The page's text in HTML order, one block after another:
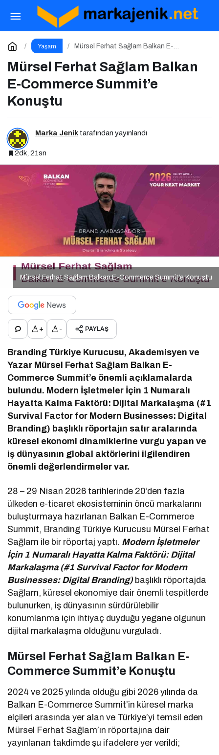
Yaşam
Mürsel Ferhat Sağlam Balkan E-
Mürsel Ferhat Sağlam Balkan
E-Commerce Summit’e
Konuştu
Marka Jenik tarafından yayınlandı
2dk, 21sn
Mürsel Ferhat Sağlam Balkan E-Commerce Summit’e Konuştu
+ - PAYLAŞ
Branding Türkiye Kurucusu, Akademisyen ve
Yazar Mürsel Ferhat Sağlam Balkan E-
Commerce Summit’e önemli açıklamalarda
bulundu. Modern İşletmeler İçin 1 Numaralı
Hayatta Kalma Faktörü: Dijital Markalaşma (#1
Survival Factor for Modern Businesses: Digital
Branding) başlıklı röportajın satır aralarında
küresel ekonomi dinamiklerine vurgu yapan ve
iş dünyasının global aktörlerini ilgilendiren
önemli değerlendirmeler var.
28 – 29 Nisan 2026 tarihlerinde 20’den fazla
ülkeden e-ticaret ekosisteminin öncü markalarını
buluşturmaya hazırlanan Balkan E-Commerce
Summit, Branding Türkiye Kurucusu Mürsel Ferhat
Sağlam ile bir röportaj yaptı. Modern İşletmeler
İçin 1 Numaralı Hayatta Kalma Faktörü: Dijital
Markalaşma (#1 Survival Factor for Modern
Businesses: Digital Branding) başlıklı röportajda
Sağlam, küresel ekonomiye dair önemli tespitlerde
bulunurken, iş dünyasının sürdürülebilir
konumlanma için ihtiyaç duyduğu yegane olgunun
dijital markalaşma olduğunu vurguladı.
Mürsel Ferhat Sağlam Balkan E-
Commerce Summit’e Konuştu
2024 ve 2025 yılında olduğu gibi 2026 yılında da
Balkan E-Commerce Summit’in küresel marka
elçileri arasında yer alan ve Türkiye’yi temsil eden
Mürsel Ferhat Sağlam’ın röportajına dair
yayınlanan takdimde şu ifadelere yer verildi;
100 Yazar 100 Yeni Eser Projesi Ödül Töreni
Gerçekleşti
Yorum Yap